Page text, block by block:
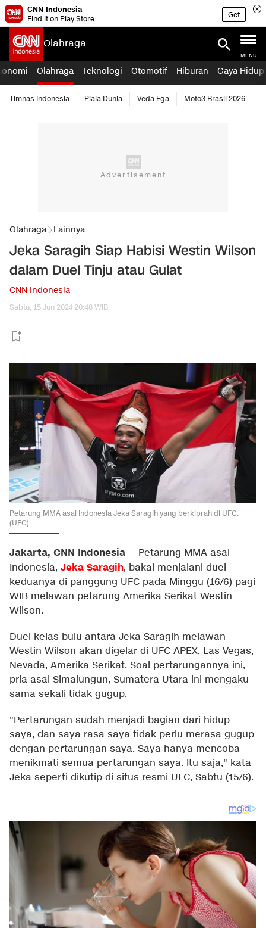
CNN Indonesia
Find it on Play Store
Get
Olahraga
MENU
Olahraga Teknologi Otomotif Hiburan Gaya Hidup
Timnas Indonesia Piala Dunia Veda Ega Moto3 Brasil 2026
Olahraga Lainnya
Jeka Saragih Siap Habisi Westin Wilson
dalam Duel Tinju atau Gulat
CNN Indonesia
Sabtu, 15 Jun 2024 20:48 WIB
Petarung MMA asal Indonesia Jeka Saragih yang berkiprah di UFC.
(UFC)
Jakarta, CNN Indonesia -- Petarung MMA asal
Indonesia, Jeka Saragih, bakal menjalani duel
keduanya di panggung UFC pada Minggu (16/6) pagi
WIB melawan petarung Amerika Serikat Westin
Wilson.
Duel kelas bulu antara Jeka Saragih melawan
Westin Wilson akan digelar di UFC APEX, Las Vegas,
Nevada, Amerika Serikat. Soal pertarungannya ini,
pria asal Simalungun, Sumatera Utara ini mengaku
sama sekali tidak gugup.
"Pertarungan sudah menjadi bagian dari hidup
saya, dan saya rasa saya tidak perlu merasa gugup
dengan pertarungan saya. Saya hanya mencoba
menikmati semua pertarungan saya. Itu saja," kata
Jeka seperti dikutip di situs resmi UFC, Sabtu (15/6).